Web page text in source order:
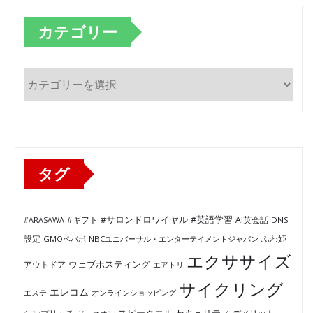
カテゴリー
テ
タグ
#ARASAWA #ギフト #サロンドロワイヤル #英語学習 AI英会話 DNS
設定 GMOペパボ NBCユニバーサル・エンターテイメントジャパン ふわ姫
アウトドア ウェブホスティング エアトリ エクササイズ
エステ エレコム オンラインショッピング サイクリング